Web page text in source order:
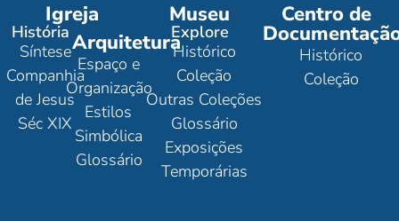
Igreja
História
Síntese
Companhia
de Jesus
Séc XIX
Arquitetura
Espaço e
Organização
Estilos
Simbólica
Glossário
Museu
Explore
Histórico
Coleção
Outras Coleções
Glossário
Exposições
Temporárias
Centro de
Histórico
Coleção